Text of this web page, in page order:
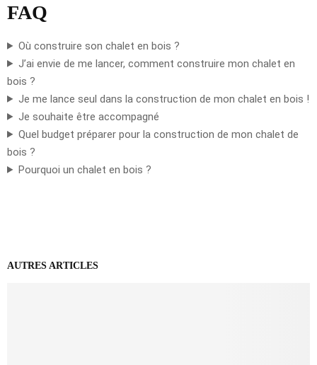
FAQ
Où construire son chalet en bois ?
J’ai envie de me lancer, comment construire mon chalet en
bois ?
Je me lance seul dans la construction de mon chalet en bois !
Je souhaite être accompagné
Quel budget préparer pour la construction de mon chalet de
bois ?
Pourquoi un chalet en bois ?
AUTRES ARTICLES